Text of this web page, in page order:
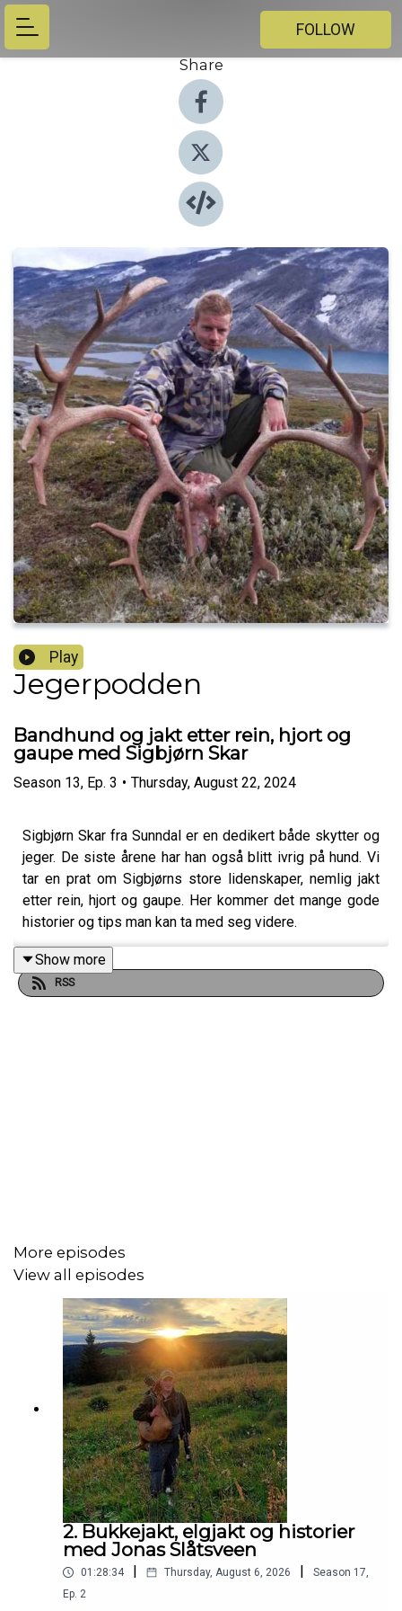
FOLLOW
Share
Play
Jegerpodden
Bandhund og jakt etter rein, hjort og
gaupe med Sigbjørn Skar
Season 13, Ep. 3 • Thursday, August 22, 2024
Sigbjørn Skar fra Sunndal er en dedikert både skytter og
jeger. De siste årene har han også blitt ivrig på hund. Vi
tar en prat om Sigbjørns store lidenskaper, nemlig jakt
etter rein, hjort og gaupe. Her kommer det mange gode
historier og tips man kan ta med seg videre.
Har du også lyst til å bli med i Patron-jaktlaget? Da kan
Show more
RSS
More episodes
View all episodes
2. Bukkejakt, elgjakt og historier
med Jonas Slåtsveen
01:28:34 Thursday, August 6, 2026 Season 17,
Ep. 2